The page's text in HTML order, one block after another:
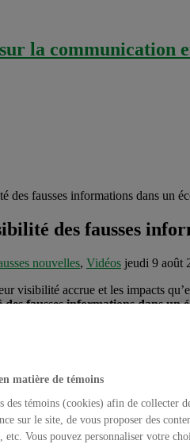
la communication
fausses informations dans un
des fausses
nouvelles, Vidéos jeudi 9 août
visibilité accrue et les impacts
fausses informations dans un
supposent des choix de mise
réputationnelles, sociales ou
en visibilité des contenus sur
« S’informer dans un
recherche du Canada sur les
matière de témoins
des témoins (cookies) afin de collecter
sur le site, de vous proposer des
etc. Vous pouvez personnaliser votre